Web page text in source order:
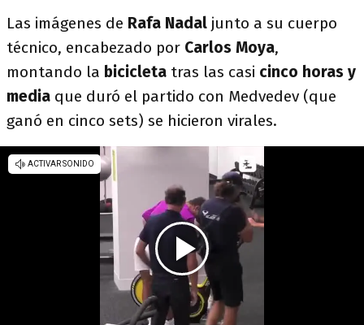
Las imágenes de Rafa Nadal junto a su cuerpo
técnico, encabezado por Carlos Moya,
montando la bicicleta tras las casi cinco horas y
media que duró el partido con Medvedev (que
ganó en cinco sets) se hicieron virales.